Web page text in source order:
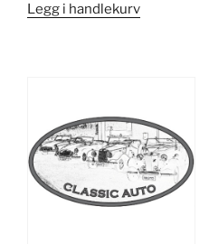
Legg i handlekurv